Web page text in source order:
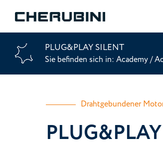
PLUG&PLAY SILENT
Sie befinden sich in: Academy/
Drahtgebundener